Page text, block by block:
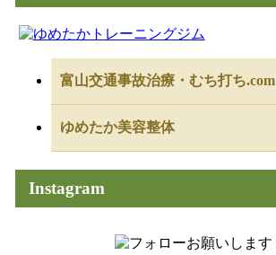
富山交通事故治療・むち打ち.com
ゆめたか美容整体
Instagram